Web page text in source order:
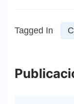
Tagged In